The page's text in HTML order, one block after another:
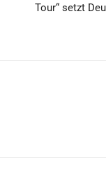
Tour“ setzt